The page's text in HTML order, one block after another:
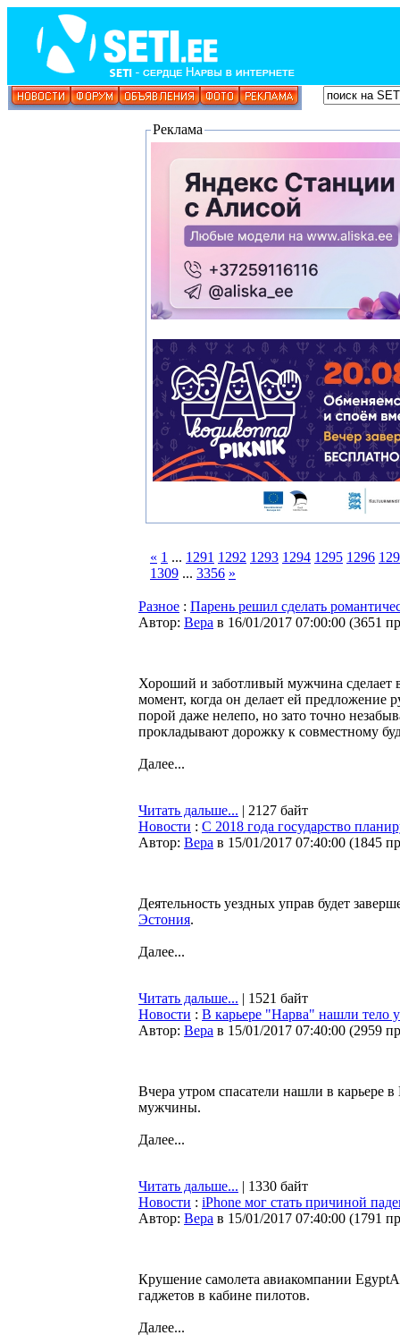
Реклама
« 1 ... 1291 1292 1293 1294 1295 1296
1309 ... 3356 »
Разное : Парень решил сделать
Автор: Bepa в 16/01/2017 07:00:00 (3651
Хороший и заботливый мужчина сделает
момент, когда он делает ей предложение
порой даже нелепо, но зато точно
прокладывают дорожку к совместному
Далее...
Читать дальше... | 2127 байт
Новости : С 2018 года государство
Автор: Bepa в 15/01/2017 07:40:00 (1845
Деятельность уездных управ будет
Эстония.
Далее...
Читать дальше... | 1521 байт
Новости : В карьере "Нарва" нашли тело
Автор: Bepa в 15/01/2017 07:40:00 (2959
Вчера утром спасатели нашли в карьере
мужчины.
Далее...
Читать дальше... | 1330 байт
Новости : iPhone мог стать причиной
Автор: Bepa в 15/01/2017 07:40:00 (1791
Крушение самолета авиакомпании
гаджетов в кабине пилотов.
Далее...